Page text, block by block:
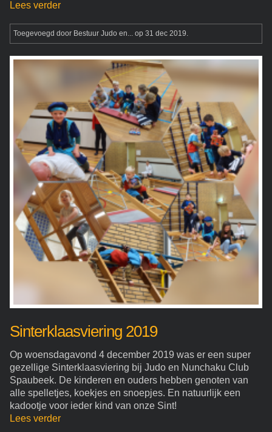
Lees verder
Toegevoegd door Bestuur Judo en... op 31 dec 2019.
Sinterklaasviering 2019
Op woensdagavond 4 december 2019 was er een super
gezellige Sinterklaasviering bij Judo en Nunchaku Club
Spaubeek. De kinderen en ouders hebben genoten van
alle spelletjes, koekjes en snoepjes. En natuurlijk een
kadootje voor ieder kind van onze Sint!
Lees verder